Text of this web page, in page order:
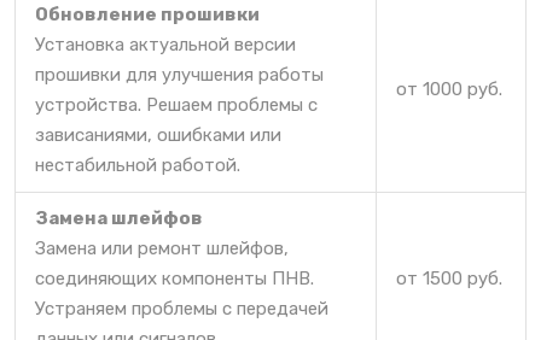
Обновление прошивки
Установка актуальной версии
прошивки для улучшения работы
устройства. Решаем проблемы с
зависаниями, ошибками или
нестабильной работой.
от 1000 руб.
Замена шлейфов
Замена или ремонт шлейфов,
соединяющих компоненты ПНВ.
Устраняем проблемы с передачей
от 1500 руб.